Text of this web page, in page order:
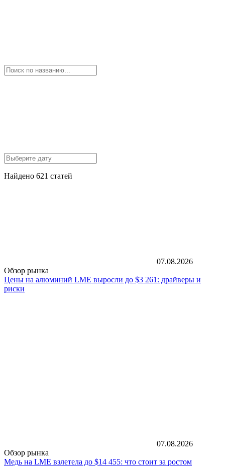
Найдено 621 статей
07.08.2026
Обзор рынка
Цены на алюминий LME выросли до $3 261: драйверы и
риски
07.08.2026
Обзор рынка
Медь на LME взлетела до $14 455: что стоит за ростом